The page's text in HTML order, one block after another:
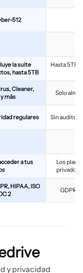
512
la suite
hasta 5TB
Hasta 5TB,
Cleaner,
más
Solo
regulares Sin
a tus
Los
privados
HIPAA, ISO
2
GDPR,
y privacidad